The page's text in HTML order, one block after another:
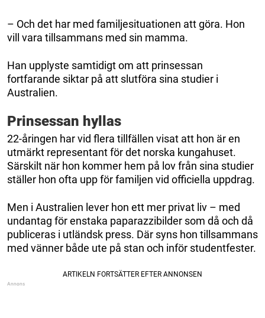
– Och det har med familjesituationen att göra. Hon
vill vara tillsammans med sin mamma.
Han upplyste samtidigt om att prinsessan
fortfarande siktar på att slutföra sina studier i
Australien.
Prinsessan hyllas
22-åringen har vid flera tillfällen visat att hon är en
utmärkt representant för det norska kungahuset.
Särskilt när hon kommer hem på lov från sina studier
ställer hon ofta upp för familjen vid officiella uppdrag.
Men i Australien lever hon ett mer privat liv – med
undantag för enstaka paparazzibilder som då och då
publiceras i utländsk press. Där syns hon tillsammans
med vänner både ute på stan och inför studentfester.